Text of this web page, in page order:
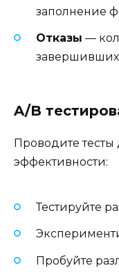
заполнение
Отказы —
A/B
Проводите
эффективности:
Тестируйте
Пробуйте